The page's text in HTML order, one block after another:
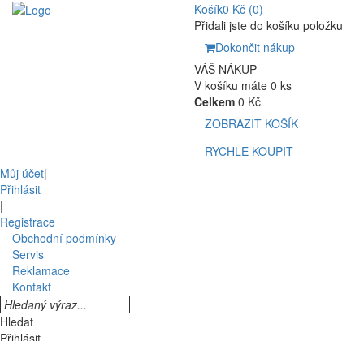
Košík0 Kč (0)
Přidali jste do košíku položku
Dokončit nákup
VÁŠ NÁKUP
V košíku máte 0 ks
Celkem 0 Kč
ZOBRAZIT KOŠÍK
RYCHLE KOUPIT
Můj účet|
Přihlásit
|
Registrace
Obchodní podmínky
Servis
Reklamace
Kontakt
Hledat